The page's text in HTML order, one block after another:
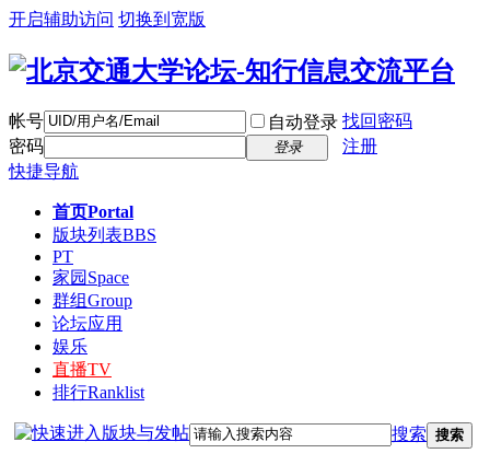
开启辅助访问 切换到宽版
帐号 自动登录 找回密码
密码
登录
注册
快捷导航
首页Portal
版块列表BBS
PT
家园 Space
群组Group
论坛应用
娱乐
直播TV
排行Ranklist
搜索 搜索